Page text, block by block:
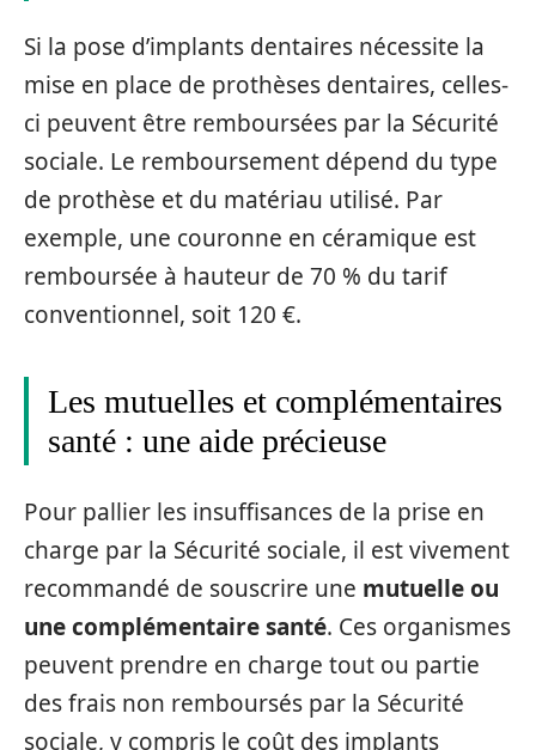
Si la pose d’implants dentaires nécessite la
mise en place de prothèses dentaires, celles-
ci peuvent être remboursées par la Sécurité
sociale. Le remboursement dépend du type
de prothèse et du matériau utilisé. Par
exemple, une couronne en céramique est
remboursée à hauteur de 70 % du tarif
conventionnel, soit 120 €.
Les mutuelles et complémentaires
santé : une aide précieuse
Pour pallier les insuffisances de la prise en
charge par la Sécurité sociale, il est vivement
recommandé de souscrire une mutuelle ou
une complémentaire santé. Ces organismes
peuvent prendre en charge tout ou partie
des frais non remboursés par la Sécurité
sociale, y compris le coût des implants